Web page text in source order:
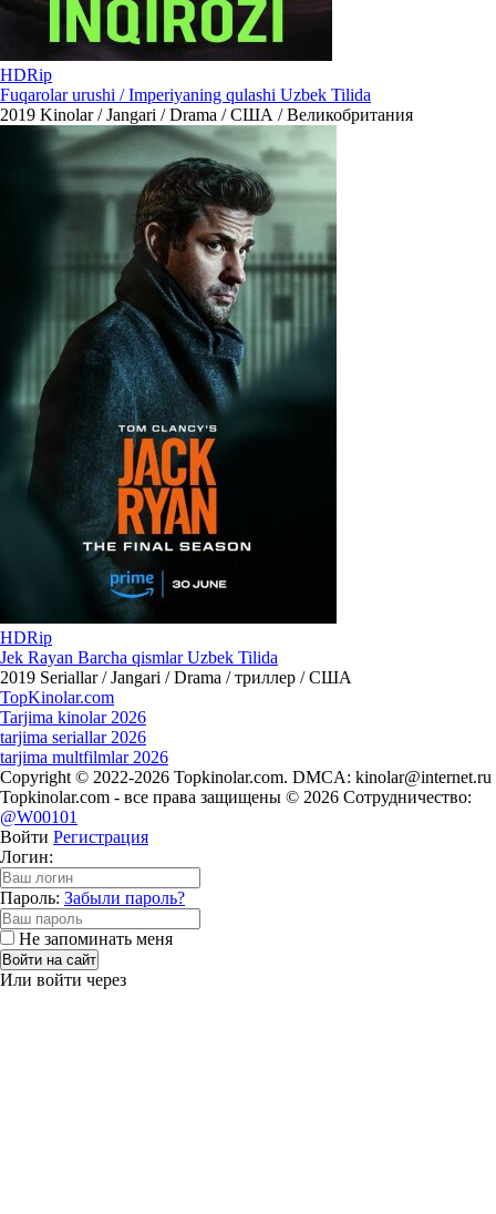
HDRip
Fuqarolar urushi / Imperiyaning qulashi Uzbek Tilida
2019 Kinolar / Jangari / Drama / США / Великобритания
HDRip
Jek Rayan Barcha qismlar Uzbek Tilida
2019 Seriallar / Jangari / Drama / триллер / США
TopKinolar.com
Tarjima kinolar 2026
tarjima seriallar 2026
tarjima multfilmlar 2026
Copyright © 2022-2026 Topkinolar.com. DMCA: kinolar@internet.ru
Topkinolar.com - все права защищены © 2026 Сотрудничество:
@W00101
Войти Регистрация
Логин:
Пароль: Забыли пароль?
Не запоминать меня
Войти на сайт
Или войти через